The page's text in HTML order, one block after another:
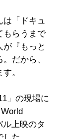
「ドキュ
もらうまで
『もっと
だから、
。
」の現場に
上映のタ